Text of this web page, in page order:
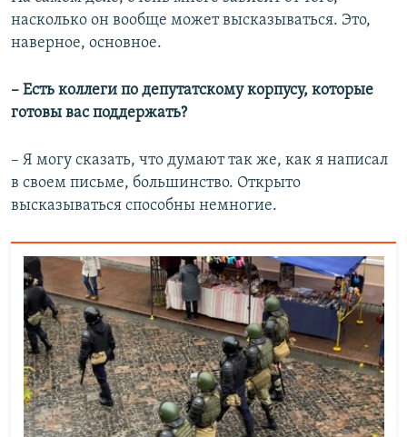
насколько он вообще может высказываться. Это,
наверное, основное.
– Есть коллеги по депутатскому корпусу, которые
готовы вас поддержать?
– Я могу сказать, что думают так же, как я написал
в своем письме, большинство. Открыто
высказываться способны немногие.